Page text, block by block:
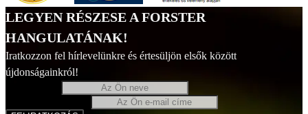
LEGYEN RÉSZESE A FORSTER
HANGULATÁNAK!
Iratkozzon fel hírlevelünkre és értesüljön elsők között
újdonságainkról!